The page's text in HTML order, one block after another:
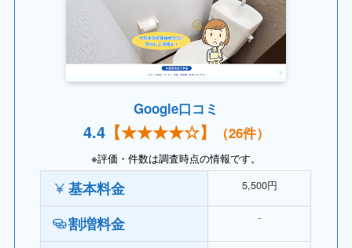
Google口コミ
4.4【★★★★☆】 （26件）
※評価・件数は調査時点の情報です。
基本料金 5,500円
割増料金 ⁻